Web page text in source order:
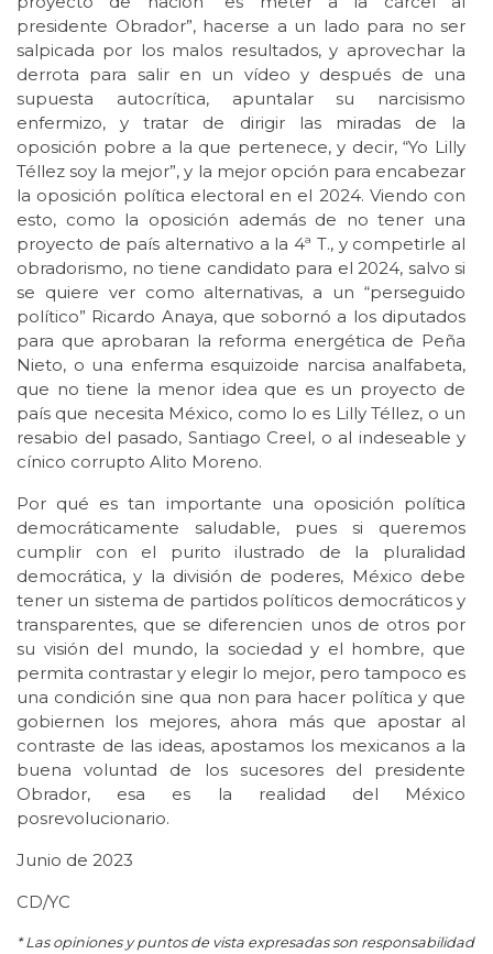
presidente Obrador”, hacerse a un lado para no ser
salpicada por los malos resultados, y aprovechar la
derrota para salir en un vídeo y después de una
supuesta autocrítica, apuntalar su narcisismo
enfermizo, y tratar de dirigir las miradas de la
oposición pobre a la que pertenece, y decir, “Yo Lilly
Téllez soy la mejor”, y la mejor opción para encabezar
la oposición política electoral en el 2024. Viendo con
esto, como la oposición además de no tener una
proyecto de país alternativo a la 4ª T., y competirle al
obradorismo, no tiene candidato para el 2024, salvo si
se quiere ver como alternativas, a un “perseguido
político” Ricardo Anaya, que sobornó a los diputados
para que aprobaran la reforma energética de Peña
Nieto, o una enferma esquizoide narcisa analfabeta,
que no tiene la menor idea que es un proyecto de
país que necesita México, como lo es Lilly Téllez, o un
resabio del pasado, Santiago Creel, o al indeseable y
cínico corrupto Alito Moreno.
Por qué es tan importante una oposición política
democráticamente saludable, pues si queremos
cumplir con el purito ilustrado de la pluralidad
democrática, y la división de poderes, México debe
tener un sistema de partidos políticos democráticos y
transparentes, que se diferencien unos de otros por
su visión del mundo, la sociedad y el hombre, que
permita contrastar y elegir lo mejor, pero tampoco es
una condición sine qua non para hacer política y que
gobiernen los mejores, ahora más que apostar al
contraste de las ideas, apostamos los mexicanos a la
buena voluntad de los sucesores del presidente
Obrador, esa es la realidad del México
posrevolucionario.
Junio de 2023
CD/YC
* Las opiniones y puntos de vista expresadas son responsabilidad